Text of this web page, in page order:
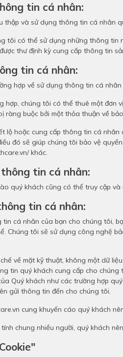
tin cá nhân:
thập và sử dụng thông tin cá nhân
tôi có thể sử dụng những thông tin
thư định kỳ cung cấp thông tin
tin cá nhân:
hợp về sử dụng thông tin cá
hợp, chúng tôi có thể thuê một đơn
ràng buộc bởi một thỏa thuận về
lộ hoặc cung cấp thông tin cá
đó sẽ giúp chúng tôi bảo vệ
khác.
tin cá nhân:
quý khách cũng có thể truy cập
tin cá nhân:
tin cá nhân của bạn cho chúng tôi,
Chúng tôi sẽ sử dụng công nghệ
về mặt kỹ thuật, không một dữ
tin quý khách cung cấp cho
Quý khách như các trường hợp
gửi thông tin đến cho chúng tôi.
cung khuyến cáo quý khách
chung nhiều người, quý khách